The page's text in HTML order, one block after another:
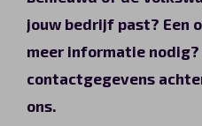
jouw bedrijf past? Een
meer informatie nodig?
contactgegevens
ons.